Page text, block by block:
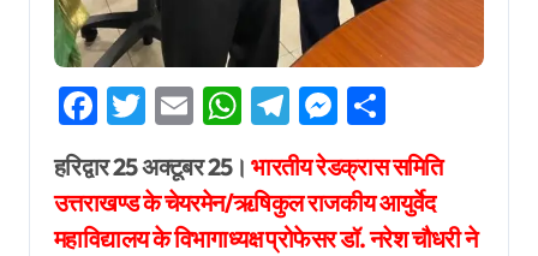
Facebook
Twitter
EmailWhatsApp
Telegram
Messenger
हरिद्वार 25 अक्टूबर 25।भारतीय रेडक्रास समिति
उत्तराखण्ड के चेयरमेन/ऋषिकुल राजकीय आयुर्वेद
महाविद्यालय के विभागाध्यक्ष प्रोफेसर डॉ. नरेश चौधरी ने